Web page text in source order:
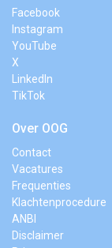
Facebook
Instagram
YouTube
X
LinkedIn
TikTok
Over OOG
Contact
Vacatures
Frequenties
Klachtenprocedure
ANBI
Disclaimer